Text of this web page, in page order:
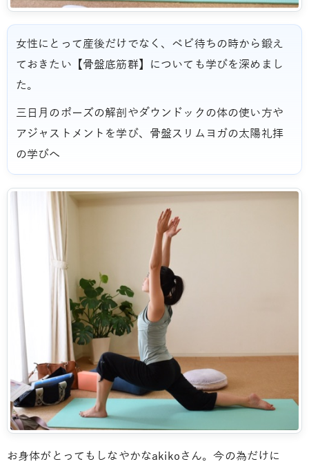
女性にとって産後だけでなく、ベビ待ちの時から鍛え
ておきたい【骨盤底筋群】についても学びを深めまし
た。
三日月のポーズの解剖やダウンドックの体の使い方や
アジャストメントを学び、骨盤スリムヨガの太陽礼拝
の学びへ
お身体がとってもしなやかなakikoさん。今の為だけに